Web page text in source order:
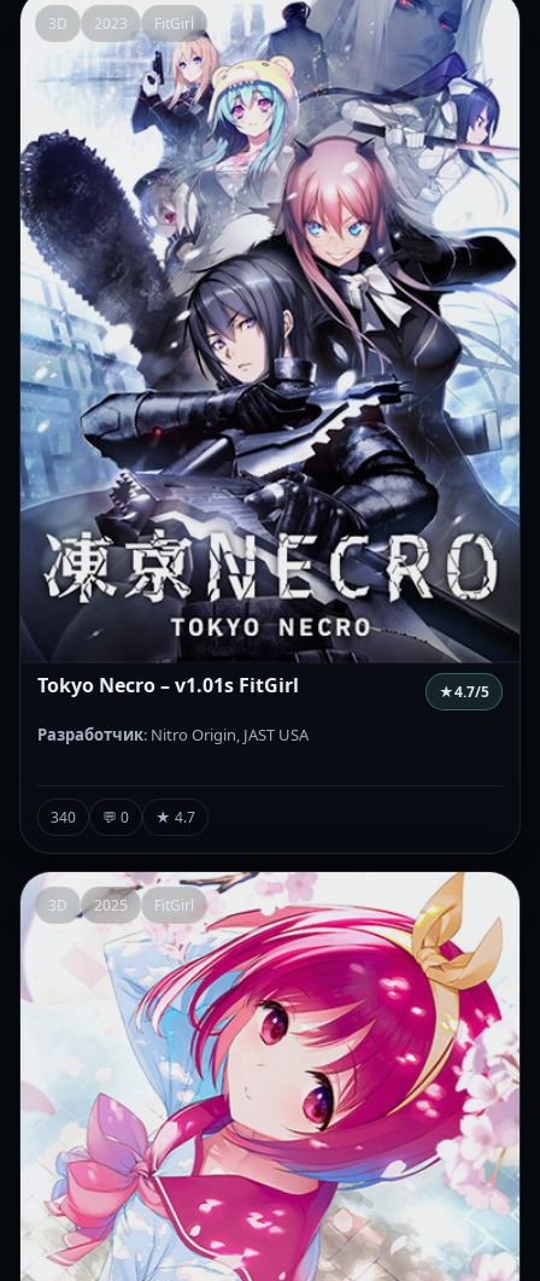
3D 2023 FitGirl
Tokyo Necro – v1.01s FitGirl ★4.7/5
Разработчик: Nitro Origin, JAST USA
340 💬 0 ★ 4.7
3D 2025 FitGirl